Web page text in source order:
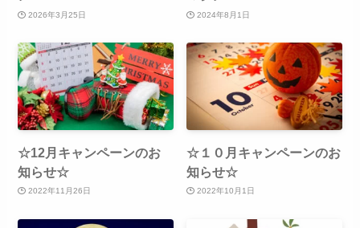
2026年3月25日 2024年8月1日
☆12月キャンペーンのお
知らせ☆
2022年11月26日
☆１０月キャンペーンのお
知らせ☆
2022年10月1日